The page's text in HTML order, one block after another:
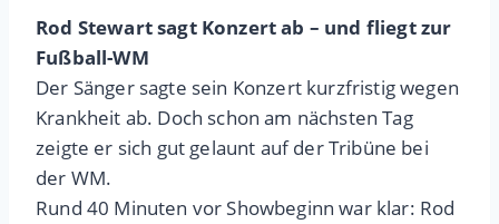
Rod Stewart sagt Konzert ab – und fliegt zur
Fußball-WM
Der Sänger sagte sein Konzert kurzfristig wegen
Krankheit ab. Doch schon am nächsten Tag
zeigte er sich gut gelaunt auf der Tribüne bei
der WM.
Rund 40 Minuten vor Showbeginn war klar: Rod